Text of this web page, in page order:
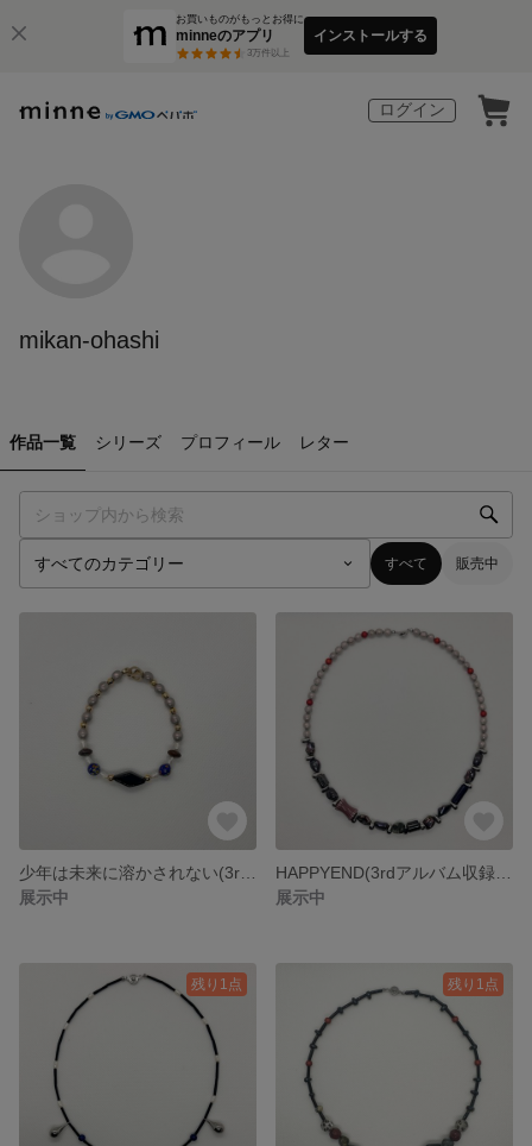
お買いものがもっとお得に
minneのアプリ
3万件以上
インストールする
ログイン
mikan-ohashi
作品一覧 シリーズ プロフィール レター
すべて 販売中
展示中
展示中
残り1点 残り1点